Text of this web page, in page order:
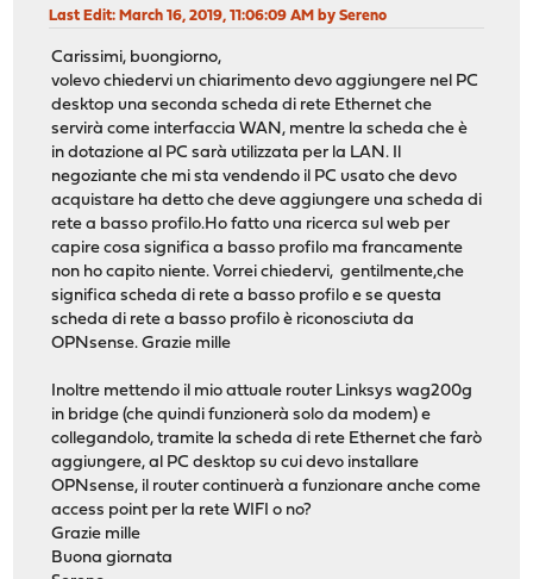
Last Edit: March 16, 2019, 11:06:09 AM by Sereno
Carissimi, buongiorno,
volevo chiedervi un chiarimento devo aggiungere nel PC
desktop una seconda scheda di rete Ethernet che
servirà come interfaccia WAN, mentre la scheda che è
in dotazione al PC sarà utilizzata per la LAN. Il
negoziante che mi sta vendendo il PC usato che devo
acquistare ha detto che deve aggiungere una scheda di
rete a basso profilo.Ho fatto una ricerca sul web per
capire cosa significa a basso profilo ma francamente
non ho capito niente. Vorrei chiedervi, gentilmente,che
significa scheda di rete a basso profilo e se questa
scheda di rete a basso profilo è riconosciuta da
OPNsense. Grazie mille
Inoltre mettendo il mio attuale router Linksys wag200g
in bridge (che quindi funzionerà solo da modem) e
collegandolo, tramite la scheda di rete Ethernet che farò
aggiungere, al PC desktop su cui devo installare
OPNsense, il router continuerà a funzionare anche come
access point per la rete WIFI o no?
Grazie mille
Buona giornata